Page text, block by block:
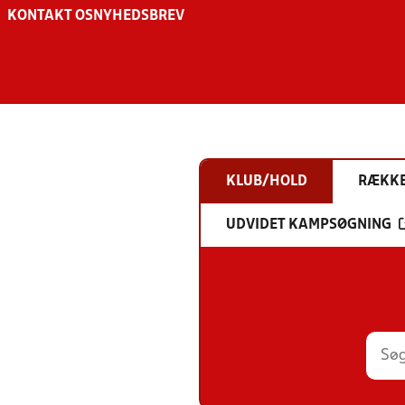
KONTAKT OS NYHEDSBREV
KLUB/HOLD
UDVIDET KAMPSØGNING